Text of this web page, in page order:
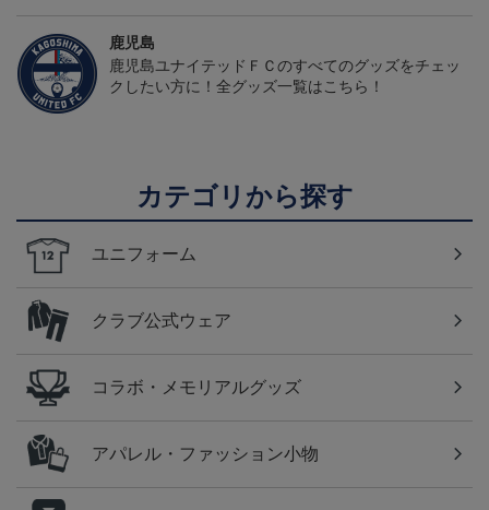
鹿児島
鹿児島ユナイテッドＦＣのすべてのグッズをチェッ
クしたい方に！全グッズ一覧はこちら！
カテゴリから探す
ユニフォーム
クラブ公式ウェア
コラボ・メモリアルグッズ
アパレル・ファッション小物